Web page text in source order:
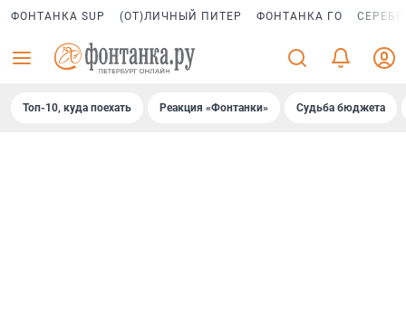
ФОНТАНКА SUP (ОТ)ЛИЧНЫЙ ПИТЕР ФОНТАНКА ГО
Топ-10, куда поехать Реакция «Фонтанки» Судьба бюджета